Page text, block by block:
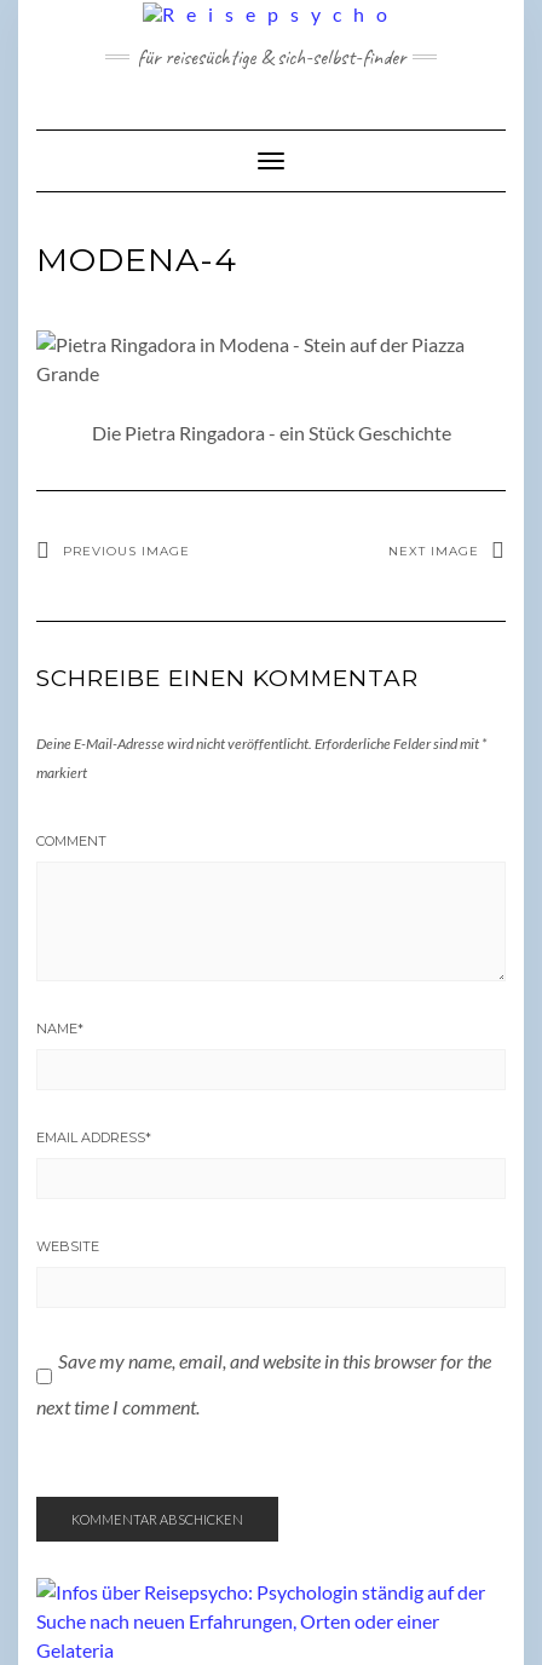
für reisesüchtige & sich-selbst-finder
Toggle Navigation
MODENA-4
Die Pietra Ringadora - ein Stück Geschichte
PREVIOUS IMAGE NEXT IMAGE
SCHREIBE EINEN KOMMENTAR
Deine E-Mail-Adresse wird nicht veröffentlicht. Erforderliche Felder sind mit *
markiert
COMMENT
NAME*
EMAIL ADDRESS*
WEBSITE
Save my name, email, and website in this browser for the
next time I comment.